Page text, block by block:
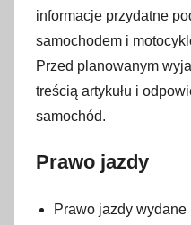
b
l
i
k
o
a
o
informacje przydatne
samochodem i
Przed planowanym
treścią artykułu i
samochód.
Prawo jazdy
Prawo jazdy